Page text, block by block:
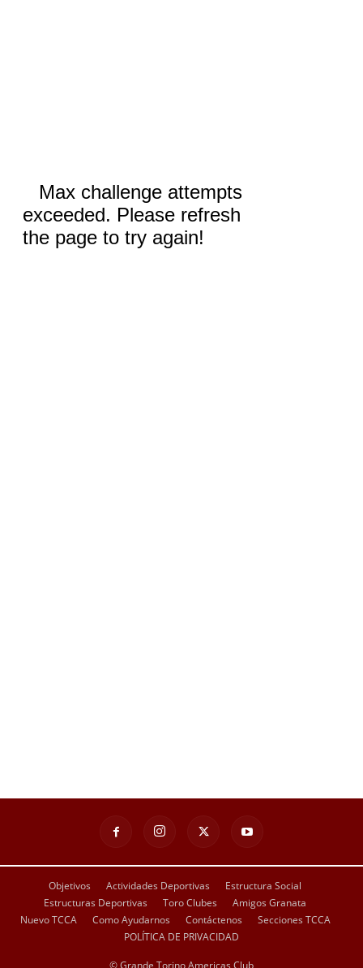
Objetivos Actividades Deportivas
Estructura Social
Estructuras Deportivas
Toro Clubes
Amigos Granata
Nuevo TCCA
Como Ayudarnos Contáctenos
Secciones TCCA
POLÍTICA DE PRIVACIDAD